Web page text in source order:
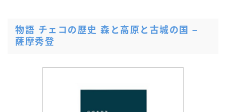
物語 チェコの歴史 森と高原と古城の国 –
薩摩秀登